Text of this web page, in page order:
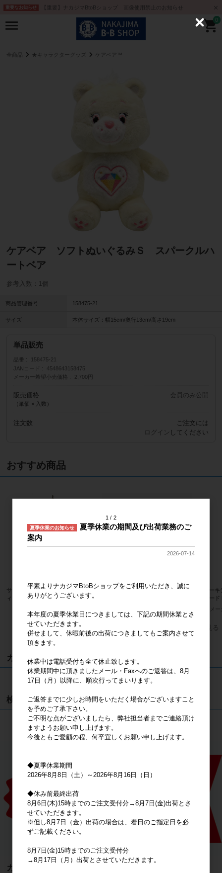
重要なお知らせ 【重要】ナカジマBtoBショップ 画像使用禁止のお知らせ
0
全商品 ★キャラクターグッズ ケアベア™
ケアベア ソフトぬいぐるみＳ スパークルハ
ートベア
参考入数：1個
商品管理番号 158475-21
サイズ 本体サイズ：幅15cm/奥行13cm/高さ19cm
単品販売
品番
158475-21
JANコード
4548643158475
メーカー希望小売価格
2,700円
販売価格
（単価 × 入数）
会員のみ公開
注文数
ご注文には
ログイン してください
おすすめ商品
サンリオキャラクターズ ハローキテ
ィ 桜着物 水色 マスコット
サンリオキャラクターズ ハンギョド
ハロー
ンダー
メ
すべてのおすすめ商品を見る
カート
カートは空です
検索
カテゴリ
1 2
夏季休業のお知らせ
夏季休業の期間及び出荷業務のご
案内
2026-07-14
平素よりナカジマBtoBショップをご利用いただき、誠に
ありがとうございます。
本年度の夏季休業日につきましては、下記の期間休業とさ
せていただきます。
併せまして、休暇前後の出荷につきましてもご案内させて
頂きます。
休業中は電話受付も全て休止致します。
休業期間中に頂きましたメール・Faxへのご返答は、8月
17日（月）以降に、順次行ってまいります。
ご返答までに少しお時間をいただく場合がございますこと
を予めご了承下さい。
ご不明な点がございましたら、弊社担当者までご連絡頂け
ますようお願い申し上げます。
今後ともご愛顧の程、何卒宜しくお願い申し上げます。
◆夏季休業期間
2026年8月8日（土）～2026年8月16日（日）
◆休み前最終出荷
8月6日(木)15時までのご注文受付分→8月7日(金)出荷とさ
せていただきます。
※但し8月7日（金）出荷の場合は、着日のご指定日を必
ずご記載ください。
8月7日(金)15時までのご注文受付分
→8月17日（月）出荷とさせていただきます。
C